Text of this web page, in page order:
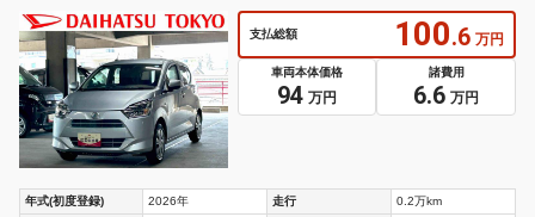
支払総額 100.6 万円
車両本体価格
94 万円
諸費用
6.6 万円
年式(初度登録) 2026年 走行
0.2万km